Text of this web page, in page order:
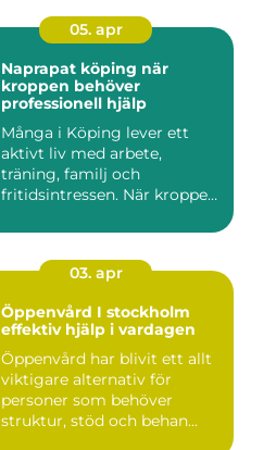
05. apr
Naprapat köping när
kroppen behöver
professionell hjälp
Många i Köping lever ett
aktivt liv med arbete,
träning, familj och
fritidsintressen. När kroppen
03. apr
Öppenvård I stockholm
effektiv hjälp i vardagen
Öppenvård har blivit ett allt
viktigare alternativ för
personer som behöver
struktur, stöd och behan...